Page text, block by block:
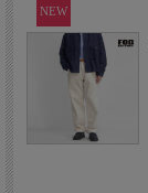
NEW